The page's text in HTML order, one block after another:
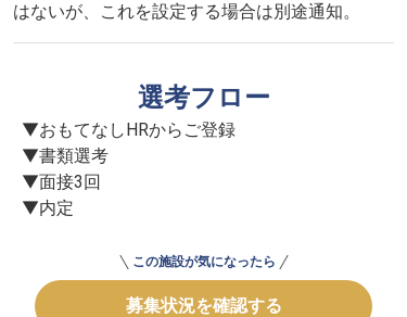
はないが、これを設定する場合は別途通知。
選考フロー
▼おもてなしHRからご登録
▼書類選考
▼面接3回
▼内定
この施設が気になったら
募集状況を確認する